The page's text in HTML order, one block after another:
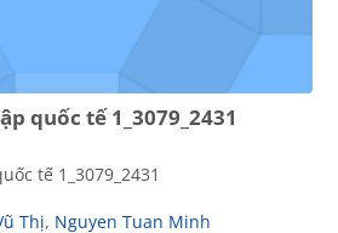
quốc tế 1_3079_2431
tế 1_3079_2431
Thị, Nguyen Tuan Minh